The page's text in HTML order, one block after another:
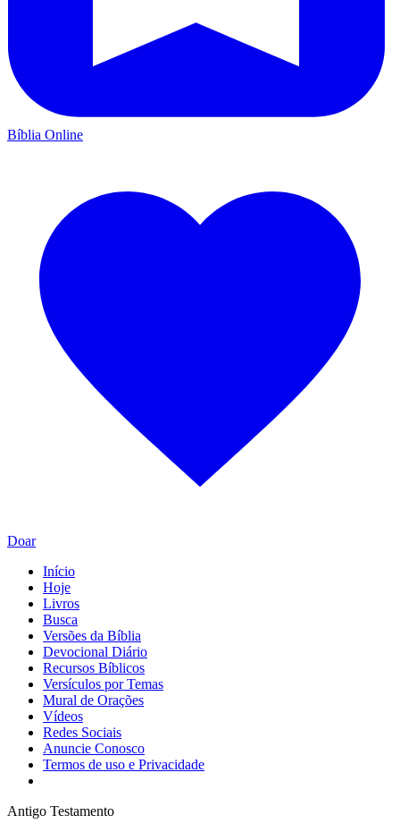
Bíblia Online
Doar
Início
Hoje
Livros
Busca
Versões da Bíblia
Devocional Diário
Recursos Bíblicos
Versículos por Temas
Mural de Orações
Vídeos
Redes Sociais
Anuncie Conosco
Termos de uso e Privacidade
Antigo Testamento